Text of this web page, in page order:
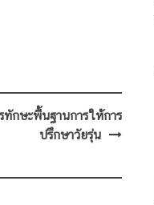
ทักษะพื้นฐานการให้การ
ปรึกษาวัยรุ่น